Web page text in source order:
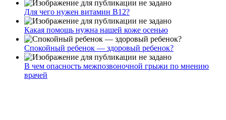
Для чего нужен витамин В12?
Какая помощь нужна нашей коже осенью
Спокойный ребенок — здоровый ребенок?
В чем опасность межпозвоночной грыжи по мнению
врачей